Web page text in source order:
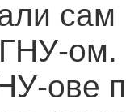
сам
ГНУ-
ове